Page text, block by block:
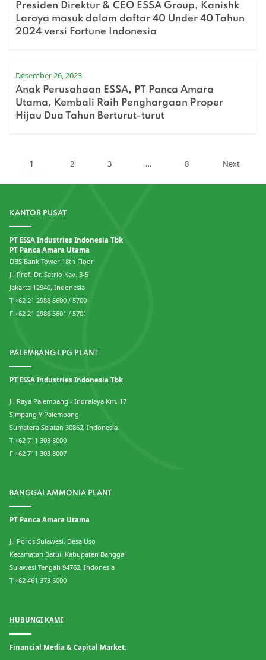
Presiden Direktur & CEO ESSA Group, Kanishk
Laroya masuk dalam daftar 40 Under 40 Tahun
2024 versi Fortune Indonesia
Desember 26, 2023
Anak Perusahaan ESSA, PT Panca Amara
Utama, Kembali Raih Penghargaan Proper
Hijau Dua Tahun Berturut-turut
1 2 3 … 8 Next
KANTOR PUSAT
PT ESSA Industries Indonesia Tbk
PT Panca Amara Utama
DBS Bank Tower 18th Floor
Jl. Prof. Dr. Satrio Kav. 3-5
Jakarta 12940, Indonesia
T +62 21 2988 5600 / 5700
F +62 21 2988 5601 / 5701
PALEMBANG LPG PLANT
PT ESSA Industries Indonesia Tbk
Jl. Raya Palembang - Indralaya Km. 17
Simpang Y Palembang
Sumatera Selatan 30862, Indonesia
T +62 711 303 8000
F +62 711 303 8007
BANGGAI AMMONIA PLANT
PT Panca Amara Utama
Jl. Poros Sulawesi, Desa Uso
Kecamatan Batui, Kabupaten Banggai
Sulawesi Tengah 94762, Indonesia
T +62 461 373 6000
HUBUNGI KAMI
Financial Media & Capital Market: